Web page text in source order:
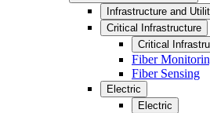
Infrastructure and
Critical Infrastructure
Critical
Fiber
Fiber Sensing
Electric
Electric